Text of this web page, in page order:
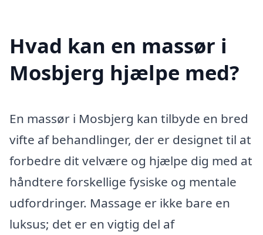
Hvad kan en massør i
Mosbjerg hjælpe med?
En massør i Mosbjerg kan tilbyde en bred
vifte af behandlinger, der er designet til at
forbedre dit velvære og hjælpe dig med at
håndtere forskellige fysiske og mentale
udfordringer. Massage er ikke bare en
luksus; det er en vigtig del af